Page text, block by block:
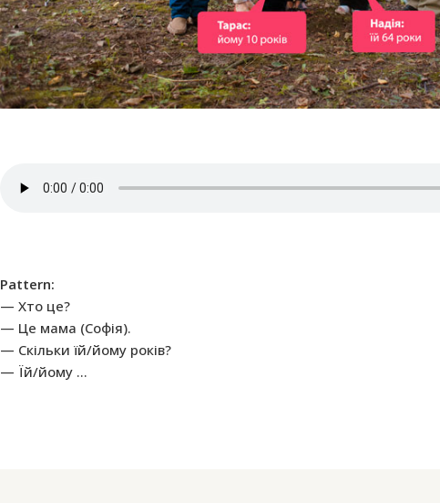
Pattern:
Хто це?
Це мама (Софія).
Скільки їй/йому років?
Їй/йому …